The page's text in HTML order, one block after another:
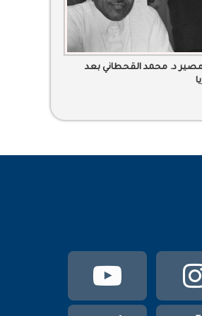
د. محمد القحطاني بعد
يوتيوبانستقرام